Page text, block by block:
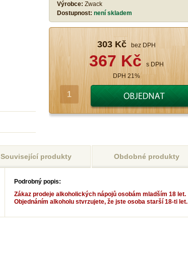
Výrobce: Zwack
Dostupnost: není skladem
303 Kč bez DPH
367 Kč
s DPH
DPH 21%
Související produkty Obdobné produkty
Podrobný popis:
Zákaz prodeje alkoholických nápojů osobám mladším 18 let.
Objednáním alkoholu stvrzujete, že jste osoba starší 18-ti let.